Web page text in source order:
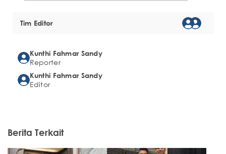
Tim Editor
Kunthi Fahmar Sandy
Reporter
Kunthi Fahmar Sandy
Editor
Berita Terkait